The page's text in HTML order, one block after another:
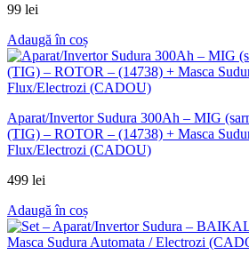
99 lei
Adaugă în coș
Aparat/Invertor Sudura 300Ah – MIG
(TIG) – ROTOR – (14738) + Masca
Flux/Electrozi (CADOU)
499 lei
Adaugă în coș